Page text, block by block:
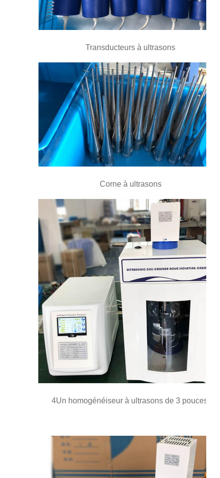
Transducteurs à ultrasons
Corne à ultrasons
4Un homogénéiseur à ultrasons de 3 pouces.